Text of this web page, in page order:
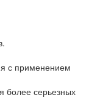
с применением
более серьезных